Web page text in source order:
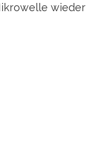
wieder